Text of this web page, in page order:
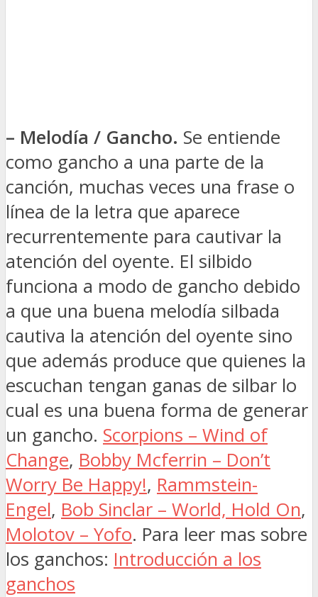
– Melodía / Gancho. Se entiende
como gancho a una parte de la
canción, muchas veces una frase o
línea de la letra que aparece
recurrentemente para cautivar la
atención del oyente. El silbido
funciona a modo de gancho debido
a que una buena melodía silbada
cautiva la atención del oyente sino
que además produce que quienes la
escuchan tengan ganas de silbar lo
cual es una buena forma de generar
un gancho. Scorpions – Wind of
Change, Bobby Mcferrin – Don’t
Worry Be Happy!, Rammstein-
Engel, Bob Sinclar – World, Hold On,
Molotov – Yofo. Para leer mas sobre
los ganchos: Introducción a los
ganchos